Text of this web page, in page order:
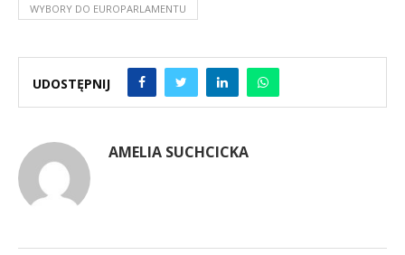
WYBORY DO EUROPARLAMENTU
UDOSTĘPNIJ
AMELIA SUCHCICKA